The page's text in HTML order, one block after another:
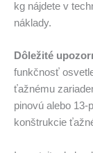
kg nájdete v
náklady.
Dôležité
funkčnosť
ťažnému
pinovú alebo
konštrukcie